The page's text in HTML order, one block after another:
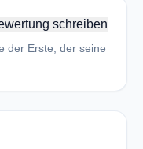
schreiben
der Erste, der seine